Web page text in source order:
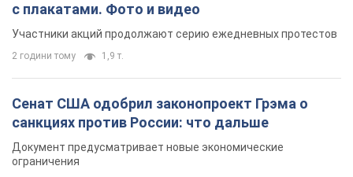
с плакатами. Фото и видео
Участники акций продолжают серию ежедневных протестов
2 години тому 1,9 т.
Сенат США одобрил законопроект Грэма о
санкциях против России: что дальше
Документ предусматривает новые экономические
ограничения